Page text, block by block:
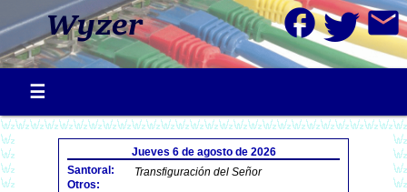
facebook mail
Jueves 6 de agosto de 2026
Santoral:
Transfiguración del Señor
Otros: